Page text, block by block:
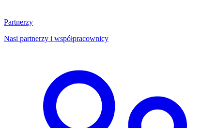
Partnerzy
Nasi partnerzy i współpracownicy